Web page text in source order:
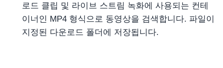
로드 클립 및 라이브 스트림 녹화에 사용되는 컨테
이너인 MP4 형식으로 동영상을 검색합니다. 파일이
지정된 다운로드 폴더에 저장됩니다.